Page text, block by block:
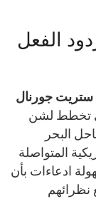
الفعل
جورنال
تخطط لشن
البحر
المتواصلة
ادعاءات بأن
نظرائهم